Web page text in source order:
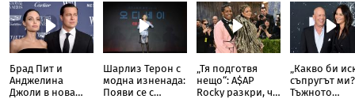
Брад Пит и
Анджелина
Джоли в нова
Шарлиз Терон с
модна изненада:
Появи се с
„Тя подготвя
нещо“: A$AP
Rocky разкри, че
„Какво би
съпругът
Тъжното